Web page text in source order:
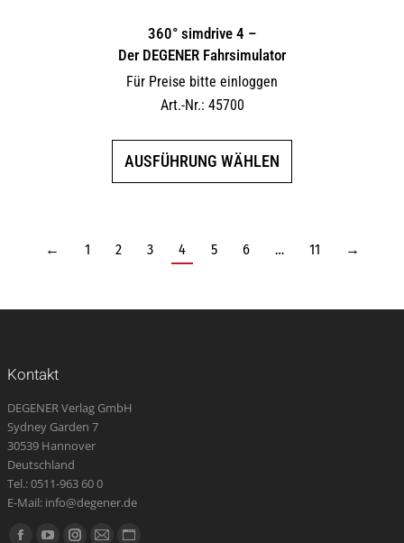
360° simdrive 4 –
Der DEGENER Fahrsimulator
Für Preise bitte einloggen
Art.-Nr.: 45700
AUSFÜHRUNG WÄHLEN
Varianten
Optionen
← 1 2 3 4 5 6 … 11 →
Kontakt
DEGENER Verlag GmbH
Sydney Garden 7
30539 Hannover
Deutschland
Tel.: 0511-963 60 0
E-Mail: info@degener.de
Finden Sie uns auf: